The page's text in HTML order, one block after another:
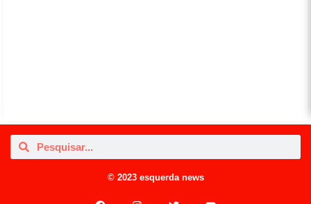
© 2023 esquerda news